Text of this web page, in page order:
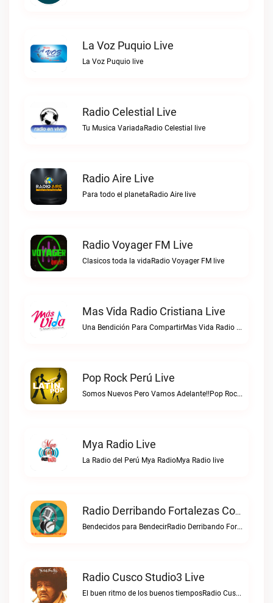
La Voz Puquio Live
La Voz Puquio live
Radio Celestial Live
Tu Musica VariadaRadio Celestial live
Radio Aire Live
Para todo el planetaRadio Aire live
Radio Voyager FM Live
Clasicos toda la vidaRadio Voyager FM live
Mas Vida Radio Cristiana Live
Una Bendición Para CompartirMas Vida Radio Cristiana live
Pop Rock Perú Live
Somos Nuevos Pero Vamos Adelante!!Pop Rock Perú live
Mya Radio Live
La Radio del Perú Mya RadioMya Radio live
Radio Derribando Fortalezas Con Cristo Live
Bendecidos para BendecirRadio Derribando Fortalezas con Cristo live
Radio Cusco Studio3 Live
El buen ritmo de los buenos tiemposRadio Cusco Studio3 live